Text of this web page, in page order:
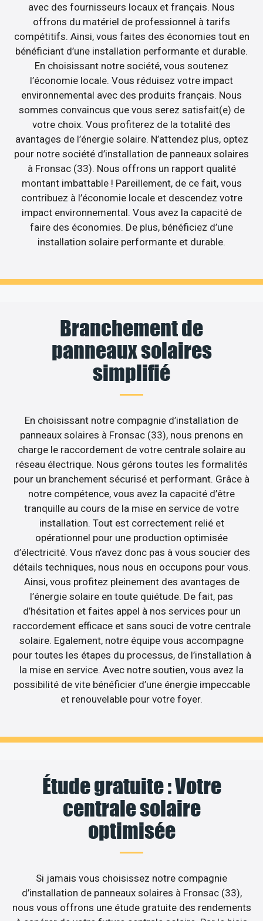
avec des fournisseurs locaux et français. Nous
offrons du matériel de professionnel à tarifs
compétitifs. Ainsi, vous faites des économies tout en
bénéficiant d’une installation performante et durable.
En choisissant notre société, vous soutenez
l’économie locale. Vous réduisez votre impact
environnemental avec des produits français. Nous
sommes convaincus que vous serez satisfait(e) de
votre choix. Vous profiterez de la totalité des
avantages de l’énergie solaire. N’attendez plus, optez
pour notre société d’installation de panneaux solaires
à Fronsac (33). Nous offrons un rapport qualité
montant imbattable ! Pareillement, de ce fait, vous
contribuez à l’économie locale et descendez votre
impact environnemental. Vous avez la capacité de
faire des économies. De plus, bénéficiez d’une
installation solaire performante et durable.
Branchement de
panneaux solaires
simplifié
En choisissant notre compagnie d’installation de
panneaux solaires à Fronsac (33), nous prenons en
charge le raccordement de votre centrale solaire au
réseau électrique. Nous gérons toutes les formalités
pour un branchement sécurisé et performant. Grâce à
notre compétence, vous avez la capacité d’être
tranquille au cours de la mise en service de votre
installation. Tout est correctement relié et
opérationnel pour une production optimisée
d’électricité. Vous n’avez donc pas à vous soucier des
détails techniques, nous nous en occupons pour vous.
Ainsi, vous profitez pleinement des avantages de
l’énergie solaire en toute quiétude. De fait, pas
d’hésitation et faites appel à nos services pour un
raccordement efficace et sans souci de votre centrale
solaire. Egalement, notre équipe vous accompagne
pour toutes les étapes du processus, de l’installation à
la mise en service. Avec notre soutien, vous avez la
possibilité de vite bénéficier d’une énergie impeccable
et renouvelable pour votre foyer.
Étude gratuite : Votre
centrale solaire
optimisée
Si jamais vous choisissez notre compagnie
d’installation de panneaux solaires à Fronsac (33),
nous vous offrons une étude gratuite des rendements